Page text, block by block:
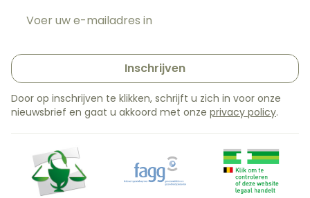
Inschrijven
Door op inschrijven te klikken, schrijft u zich in voor onze
nieuwsbrief en gaat u akkoord met onze privacy policy.